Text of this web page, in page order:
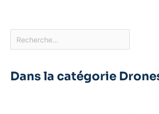
seront pas
délavées
Dans la catégorie